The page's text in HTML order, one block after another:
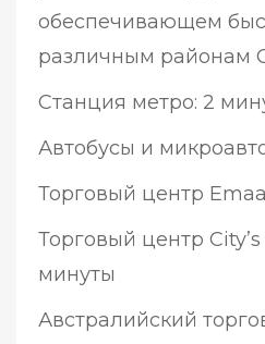
обеспечивающем
различным районам
Станция метро: 2
Автобусы и
Торговый центр
Торговый центр
минуты
Австралийский